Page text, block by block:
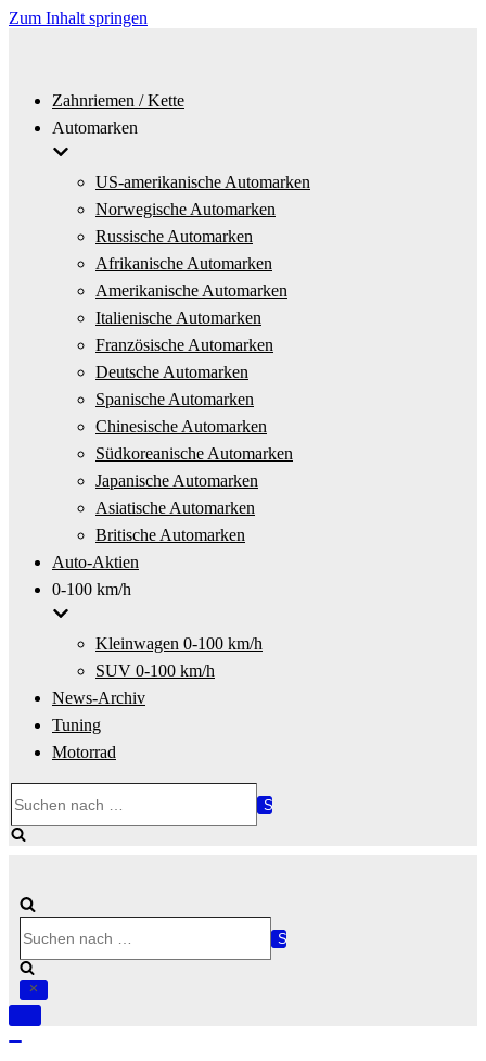
Zum Inhalt springen
Zahnriemen / Kette
Automarken
US-amerikanische Automarken
Norwegische Automarken
Russische Automarken
Afrikanische Automarken
Amerikanische Automarken
Italienische Automarken
Französische Automarken
Deutsche Automarken
Spanische Automarken
Chinesische Automarken
Südkoreanische Automarken
Japanische Automarken
Asiatische Automarken
Britische Automarken
Auto-Aktien
0-100 km/h
Kleinwagen 0-100 km/h
SUV 0-100 km/h
News-Archiv
Tuning
Motorrad
nach …
nach …
Navigation